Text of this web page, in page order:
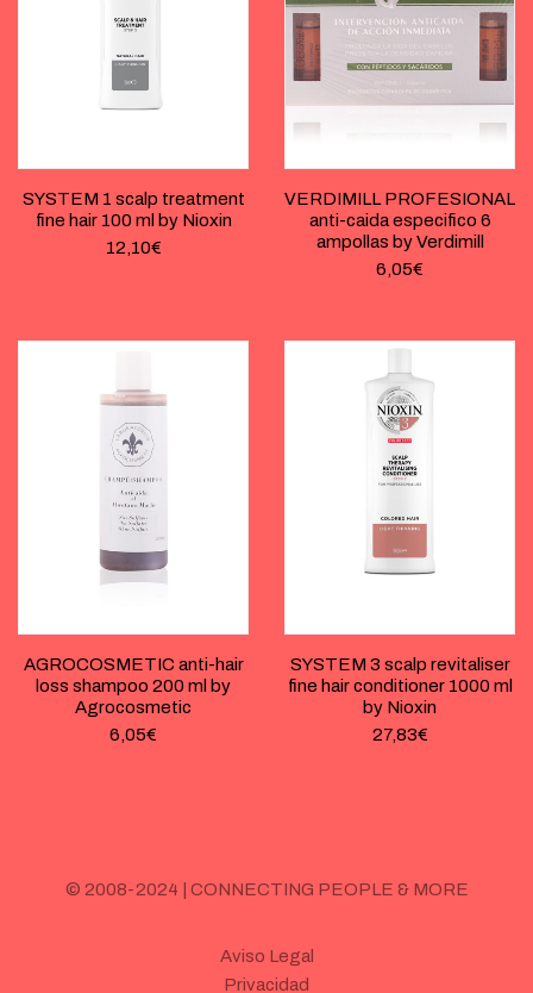
SYSTEM 1 scalp treatment
fine hair 100 ml by Nioxin
12,10€
VERDIMILL PROFESIONAL
anti-caida especifico 6
ampollas by Verdimill
6,05€
AGROCOSMETIC anti-hair
loss shampoo 200 ml by
Agrocosmetic
6,05€
SYSTEM 3 scalp revitaliser
fine hair conditioner 1000 ml
by Nioxin
27,83€
© 2008-2024 | CONNECTING PEOPLE & MORE
Aviso Legal
Privacidad